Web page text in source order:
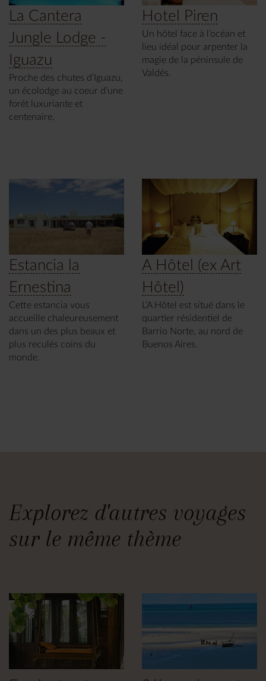
La Cantera
Jungle Lodge -
Iguazu
Proche des chutes d’Iguazu,
un écolodge au coeur d’une
forêt luxuriante et
centenaire.
Hotel Piren
Un hôtel face à l’océan et
lieu idéal pour arpenter la
magie de la péninsule de
Valdés.
Estancia la
Ernestina
Cette estancia vous
accueille chaleureusement
dans un des plus beaux et
plus reculés coins du
monde.
A Hôtel (ex Art
Hôtel)
L’A Hôtel est situé dans le
quartier résidentiel de
Barrio Norte, au nord de
Buenos Aires.
Explorez d'autres voyages
sur le même thème